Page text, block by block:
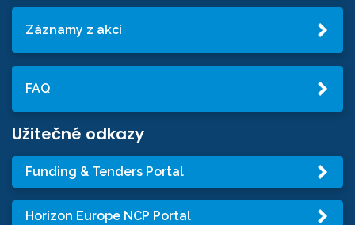
Záznamy z akcí
FAQ
Užitečné odkazy
Funding & Tenders Portal
Horizon Europe NCP Portal